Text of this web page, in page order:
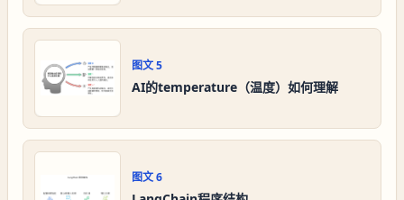
图文5
AI的temperature（温度）如何理解
图文6